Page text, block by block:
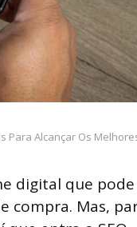
Para Alcançar Os
digital que
compra. Mas,